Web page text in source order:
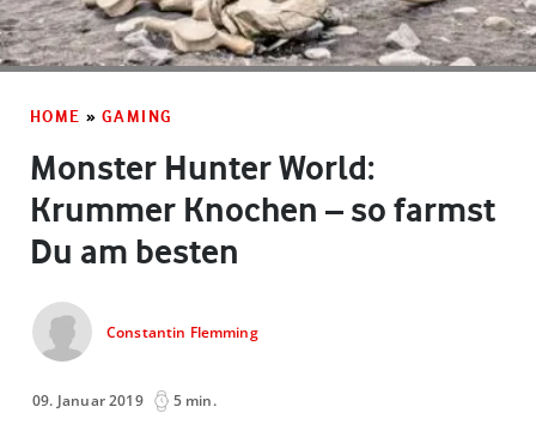
HOME » GAMING
Monster Hunter World:
Krummer Knochen – so farmst
Du am besten
Constantin Flemming
09. Januar 2019 5 min.